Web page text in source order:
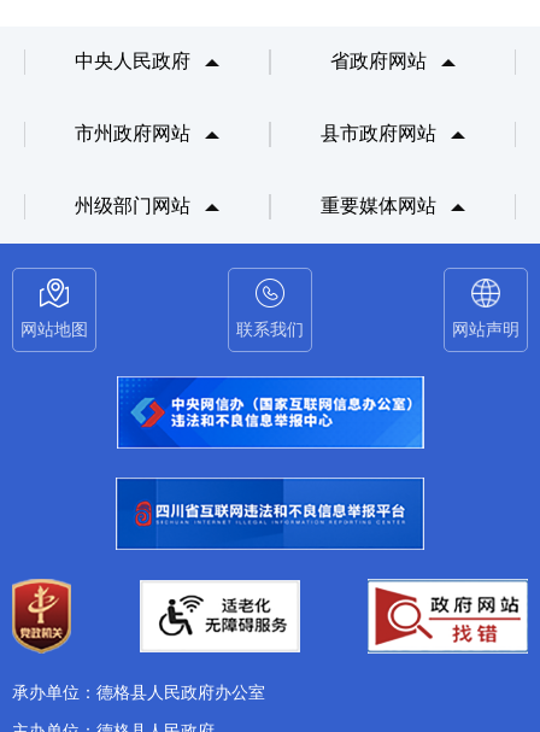
中央人民政府 省政府网站
市州政府网站 县市政府网站
州级部门网站 重要媒体网站
网站地图 联系我们 网站声明
承办单位：德格县人民政府办公室